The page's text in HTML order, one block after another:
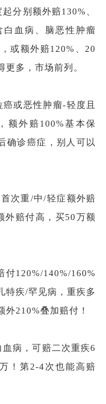
分别额外赔130%、
白血病、脑恶性肿瘤
或额外赔120%、20
更多，市场前列 。
或恶性肿瘤-轻度且
额外赔100%基本保
确诊癌症，别人可以
次重/中/轻症额外赔
外赔付高，买50万额
付120%/140%/160%
特疾/罕见病，重疾多
外210%叠加赔付！
病，可赔二次重疾6
！第2-4次也能高赔